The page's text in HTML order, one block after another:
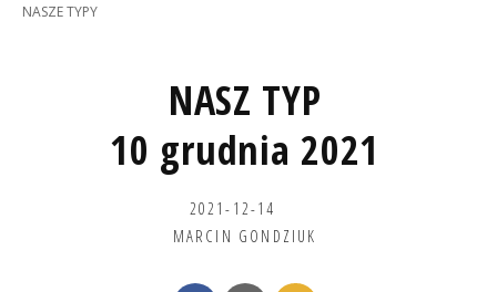
NASZE TYPY
NASZ TYP
10 grudnia 2021
2021-12-14
MARCIN GONDZIUK